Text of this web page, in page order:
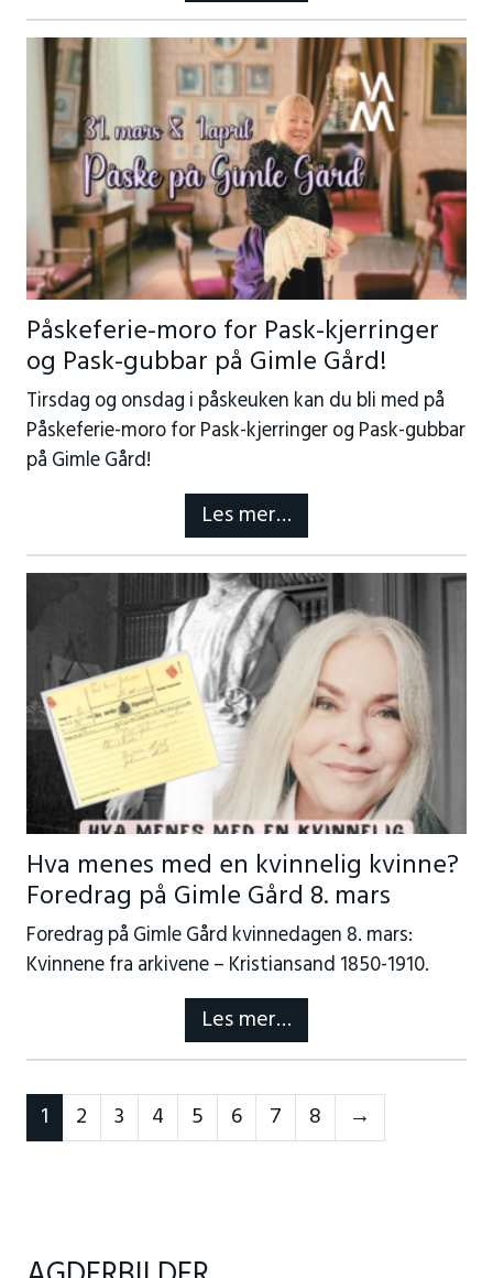
Påskeferie-moro for Pask-kjerringer
og Pask-gubbar på Gimle Gård!
Tirsdag og onsdag i påskeuken kan du bli med på
Påskeferie-moro for Pask-kjerringer og Pask-gubbar
på Gimle Gård!
Les mer…
Hva menes med en kvinnelig kvinne?
Foredrag på Gimle Gård 8. mars
Foredrag på Gimle Gård kvinnedagen 8. mars:
Kvinnene fra arkivene – Kristiansand 1850-1910.
Les mer…
1 2 3 4 5 6 7 8 →